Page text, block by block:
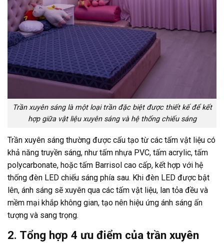
Trần xuyên sáng là một loại trần đặc biệt được thiết kế để kết
hợp giữa vật liệu xuyên sáng và hệ thống chiếu sáng
Trần xuyên sáng thường được cấu tạo từ các tấm vật liệu có
khả năng truyền sáng, như tấm nhựa PVC, tấm acrylic, tấm
polycarbonate, hoặc tấm Barrisol cao cấp, kết hợp với hệ
thống đèn LED chiếu sáng phía sau. Khi đèn LED được bật
lên, ánh sáng sẽ xuyên qua các tấm vật liệu, lan tỏa đều và
mềm mại khắp không gian, tạo nên hiệu ứng ánh sáng ấn
tượng và sang trọng.
2. Tổng hợp 4 ưu điểm của trần xuyên